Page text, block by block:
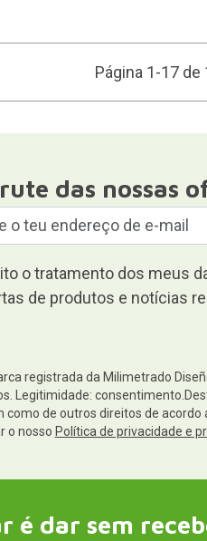
Página 1-17
das nossas
o tratamento dos meus
de produtos e notícias
registrada da Milimetrado
Legitimidade:
como de outros direitos de
o nosso Política de privacidade e
é dar sem